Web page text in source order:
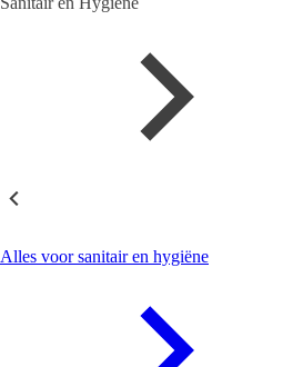
Alles voor sanitair en hygiëne